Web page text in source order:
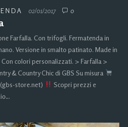
02/01/2017 0
Farfalla. Con trifogli. Fermatenda in
Versione in smalto patinato. Made in
colori personalizzati. > Farfalla >
& Country Chic di GBS Su misura
store.net)
Scopri prezzi e